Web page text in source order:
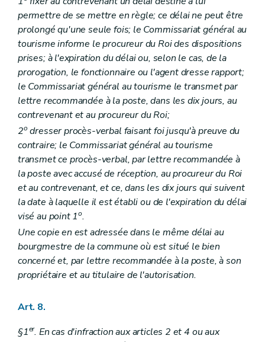
permettre de se mettre en règle; ce délai ne peut être
prolongé qu'une seule fois; le Commissariat général au
tourisme informe le procureur du Roi des dispositions
prises; à l'expiration du délai ou, selon le cas, de la
prorogation, le fonctionnaire ou l'agent dresse rapport;
le Commissariat général au tourisme le transmet par
lettre recommandée à la poste, dans les dix jours, au
contrevenant et au procureur du Roi;
2o dresser procès-verbal faisant foi jusqu'à preuve du
contraire; le Commissariat général au tourisme
transmet ce procès-verbal, par lettre recommandée à
la poste avec accusé de réception, au procureur du Roi
et au contrevenant, et ce, dans les dix jours qui suivent
la date à laquelle il est établi ou de l'expiration du délai
visé au point 1o.
Une copie en est adressée dans le même délai au
bourgmestre de la commune où est situé le bien
concerné et, par lettre recommandée à la poste, à son
propriétaire et au titulaire de l'autorisation.
Art. 8.
§1er. En cas d'infraction aux articles 2 et 4 ou aux